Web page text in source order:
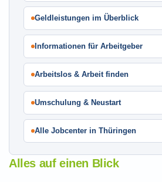
Geldleistungen im Überblick
Informationen für Arbeitgeber
Arbeitslos & Arbeit finden
Umschulung & Neustart
Alle Jobcenter in Thüringen
Alles auf einen Blick